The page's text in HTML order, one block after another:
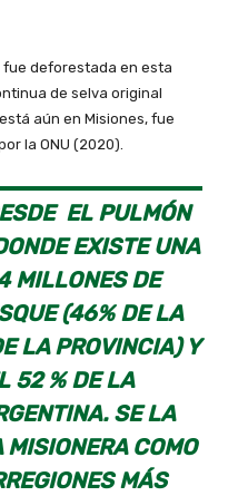
fue deforestada en esta
de selva original
aún en Misiones, fue
la ONU (2020).
EL PULMÓN
EXISTE UNA
MILLONES DE
(46% DE LA
LA PROVINCIA) Y
52 % DE LA
SE LA
MISIONERA COMO
MÁS